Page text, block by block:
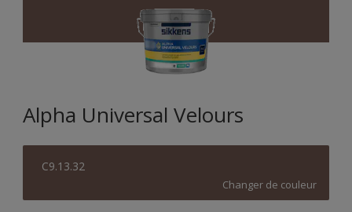
Alpha Universal Velours
C9.13.32
Changer de couleur